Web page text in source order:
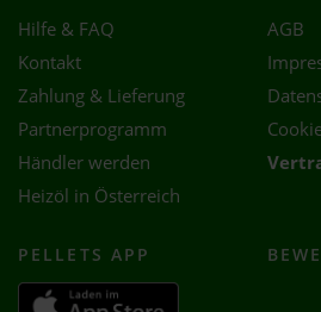
Hilfe & FAQ
Kontakt
Zahlung & Lieferung
Partnerprogramm
Händler werden
Heizöl in Österreich
AGB
PELLETS APP